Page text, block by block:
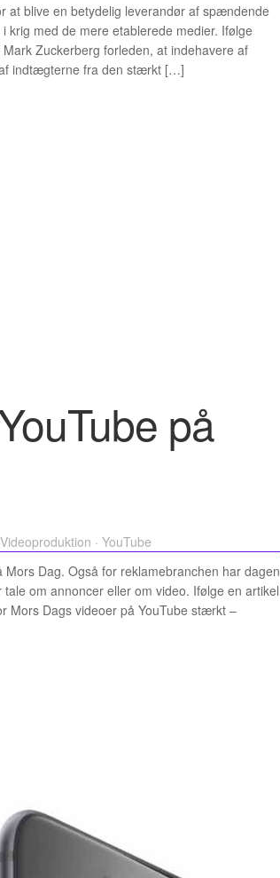
at blive en betydelig leverandør af spændende
krig med de mere etablerede medier. Ifølge
Zuckerberg forleden, at indehavere af
indtægterne fra den stærkt […]
på
Videoproduktion · YouTube
Dag. Også for reklamebranchen har dagen
om annoncer eller om video. Ifølge en artikel
Mors Dags videoer på YouTube stærkt –